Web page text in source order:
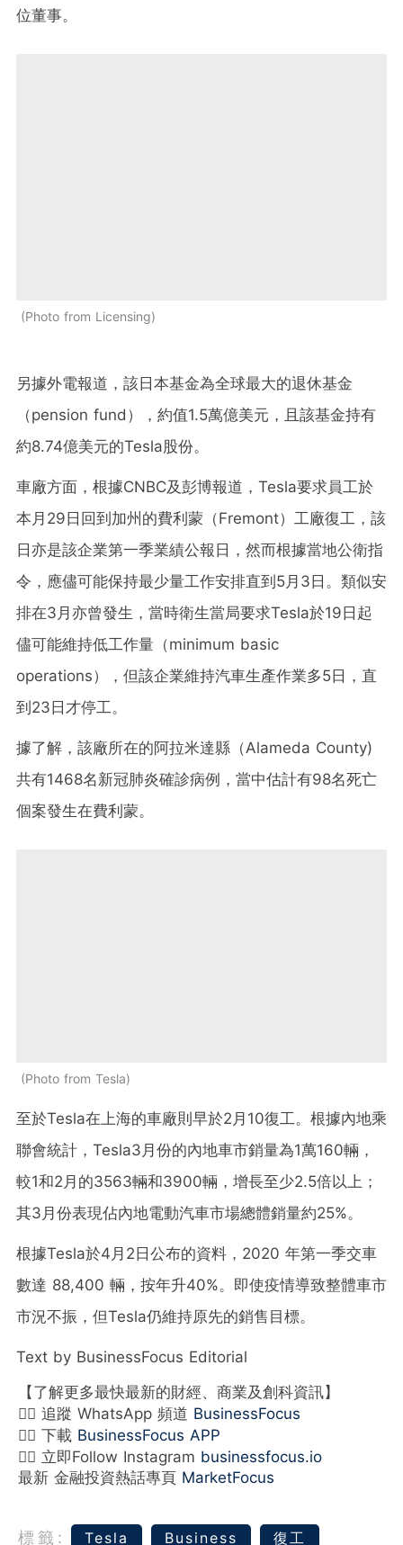
位董事。
Photo from Licensing
另據外電報道，該日本基金為全球最大的退休基金
（pension fund），約值1.5萬億美元，且該基金持有
約8.74億美元的Tesla股份。
車廠方面，根據CNBC及彭博報道，Tesla要求員工於
本月29日回到加州的費利蒙（Fremont）工廠復工，該
日亦是該企業第一季業績公報日，然而根據當地公衛指
令，應儘可能保持最少量工作安排直到5月3日。類似安
排在3月亦曾發生，當時衛生當局要求Tesla於19日起
儘可能維持低工作量（minimum basic
operations），但該企業維持汽車生產作業多5日，直
到23日才停工。
據了解，該廠所在的阿拉米達縣（Alameda County)
共有1468名新冠肺炎確診病例，當中估計有98名死亡
個案發生在費利蒙。
Photo from Tesla
至於Tesla在上海的車廠則早於2月10復工。根據內地乘
聯會統計，Tesla3月份的內地車市銷量為1萬160輛，
較1和2月的3563輛和3900輛，增長至少2.5倍以上；
其3月份表現佔內地電動汽車市場總體銷量約25%。
根據Tesla於4月2日公布的資料，2020 年第一季交車
數達 88,400 輛，按年升40%。即使疫情導致整體車市
市況不振，但Tesla仍維持原先的銷售目標。
Text by BusinessFocus Editorial
【了解更多最快最新的財經、商業及創科資訊】
👉🏻 追蹤 WhatsApp 頻道 BusinessFocus
👉🏻 下載 BusinessFocus APP
👉🏻 立即Follow Instagram businessfocus.io
最新 金融投資熱話專頁 MarketFocus
標籤: Tesla Business
復工